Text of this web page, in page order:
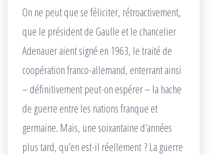
On ne peut que se féliciter, rétroactivement,
que le président de Gaulle et le chancelier
Adenauer aient signé en 1963, le traité de
coopération franco-allemand, enterrant ainsi
– définitivement peut-on espérer – la hache
de guerre entre les nations franque et
germaine. Mais, une soixantaine d’années
plus tard, qu’en est-il réellement ? La guerre